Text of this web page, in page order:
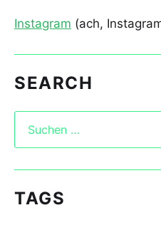
Instagram (ach,
SEARCH
TAGS